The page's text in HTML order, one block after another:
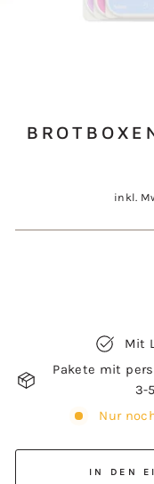
inkl.
Mit
Pakete mit
3-
Nur
IN DEN